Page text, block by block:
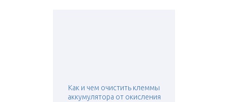
Как и чем очистить клеммы
аккумулятора от окисления